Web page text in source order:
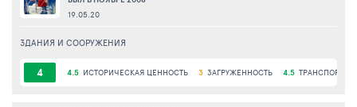
19.05.20
ЗДАНИЯ И СООРУЖЕНИЯ
4 4.5 ИСТОРИЧЕСКАЯ ЦЕННОСТЬ 3 ЗАГРУЖЕННОСТЬ 4.5